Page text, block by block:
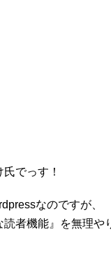
でっす！
なのですが、
読者機能』を無理や